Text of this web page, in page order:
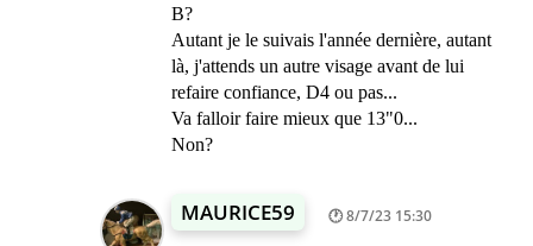
B?
Autant je le suivais l'année dernière, autant
là, j'attends un autre visage avant de lui
refaire confiance, D4 ou pas...
Va falloir faire mieux que 13"0...
Non?
MAURICE59 8/7/23 15:30